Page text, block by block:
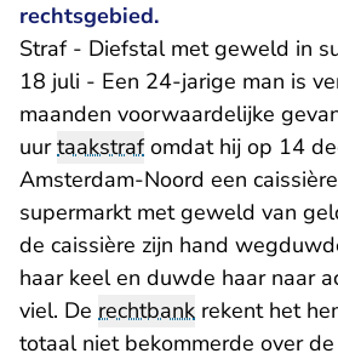
rechtsgebied.
Straf - Diefstal met geweld in
18 juli - Een 24-jarige man is
maanden voorwaardelijke
uurtaakstrafomdat hij op 14
Amsterdam-Noord een
supermarkt met geweld van
de caissière zijn hand
haar keel en duwde haar naar
viel. De rechtbank rekent het
totaal niet bekommerde over